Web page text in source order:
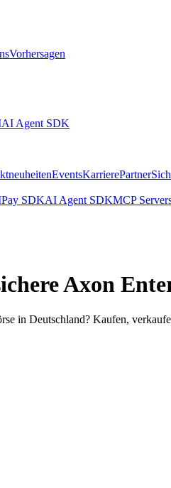
Vorhersagen
AI Agent SDK
EventsKarrierePartner
Pay SDKAI Agent SDKMCP
Axon
in Deutschland? Kaufen,